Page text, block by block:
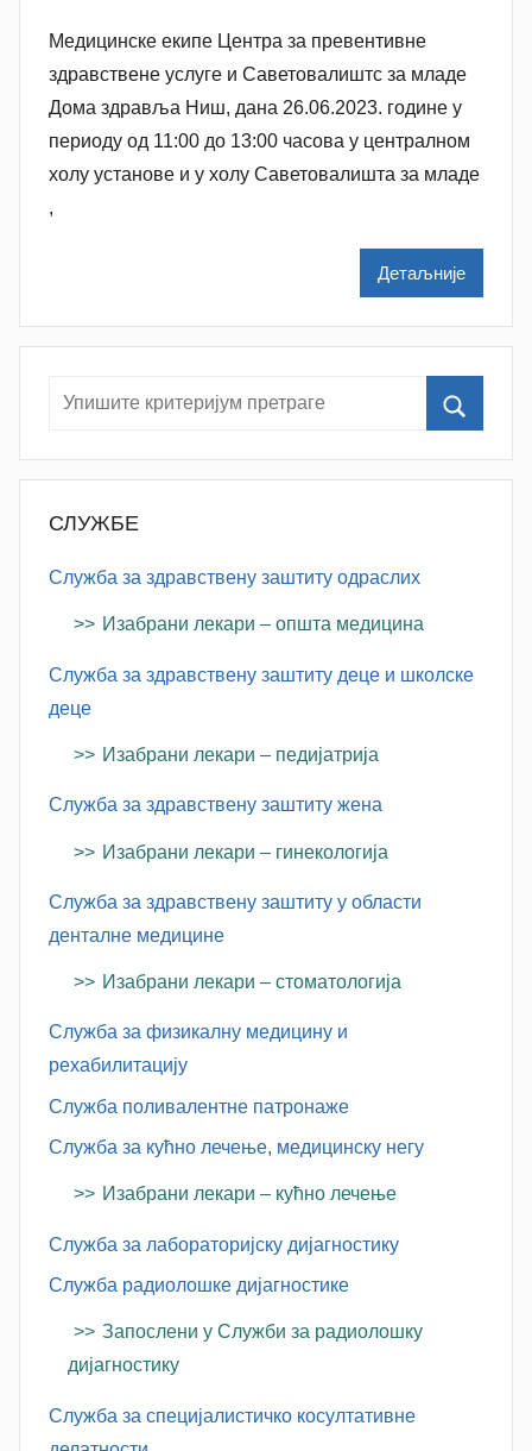
т
о
р
N
a
Š
u
o
c
Медицинске екипе Центра за превентивне
здравствене услуге и Саветовалиштс за младе
Дома здравља Ниш, дана 26.06.2023. године у
периоду од 11:00 до 13:00 часова у централном
холу установе и у холу Саветовалишта за младе
,
Детаљније
СЛУЖБЕ
Служба за здравствену заштиту одраслих
Изабрани лекари – општа медицина
Служба за здравствену заштиту деце и школске
деце
Изабрани лекари – педијатрија
Служба за здравствену заштиту жена
Изабрани лекари – гинекологија
Служба за здравствену заштиту у области
денталне медицине
Изабрани лекари – стоматологија
Служба за физикалну медицину и
рехабилитацију
Служба поливалентне патронаже
Служба за кућно лечење, медицинску негу
Изабрани лекари – кућно лечење
Служба за лабораторијску дијагностику
Служба радиолошке дијагностике
Запослени у Служби за радиолошку
дијагностику
Служба за специјалистичко косултативне